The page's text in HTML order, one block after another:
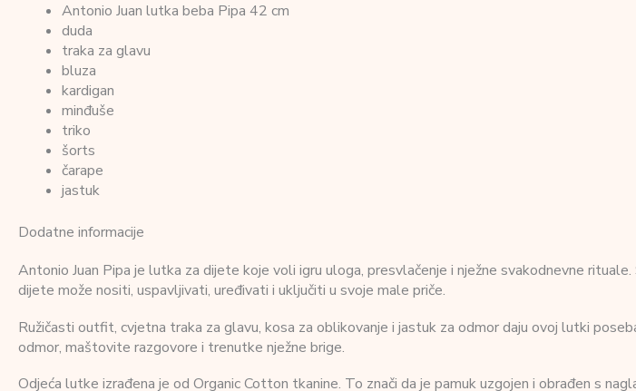
Antonio Juan lutka beba Pipa 42 cm
duda
traka za glavu
bluza
kardigan
minđuše
triko
šorts
čarape
jastuk
Dodatne informacije
Antonio Juan Pipa je lutka za dijete koje voli igru uloga, presvlačenje i nježne svakodnevne
dijete može nositi, uspavljivati, uređivati i uključiti u svoje male priče.
Ružičasti outfit, cvjetna traka za glavu, kosa za oblikovanje i jastuk za odmor daju ovoj lutki
odmor, maštovite razgovore i trenutke nježne brige.
Odjeća lutke izrađena je od Organic Cotton tkanine. To znači da je pamuk uzgojen i obrađen s